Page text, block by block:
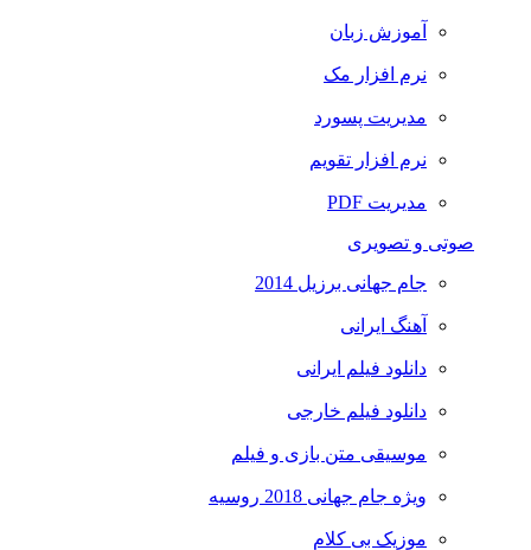
آموزش زبان
نرم افزار مک
مدیریت پسورد
نرم افزار تقویم
مدیریت PDF
صوتی و تصویری
جام جهانی برزیل 2014
آهنگ ایرانی
دانلود فیلم ایرانی
دانلود فیلم خارجی
موسیقی متن بازی و فیلم
ویژه جام جهانی 2018 روسیه
موزیک بی کلام